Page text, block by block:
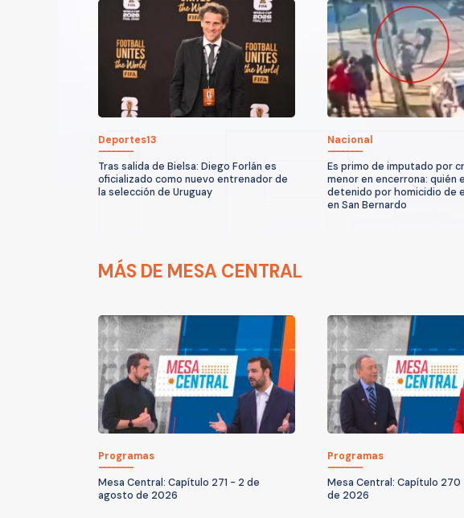
Deportes13
Tras salida de Bielsa: Diego Forlán es
oficializado como nuevo entrenador de
la selección de Uruguay
Nacional
Es primo de imputado por
menor en encerrona: quién
detenido por homicidio de
en San Bernardo
MÁS DE MESA CENTRAL
Programas
Mesa Central: Capítulo 271 - 2 de
agosto de 2026
Programas
Mesa Central: Capítulo
de 2026